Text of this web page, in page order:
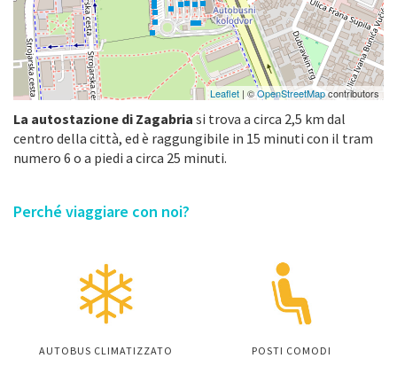
Leaflet | ©OpenStreetMapcontributors
La autostazione di Zagabria si trova a circa 2,5 km dal
centro della città, ed è raggungibile in 15 minuti con il tram
numero 6 o a piedi a circa 25 minuti.
Perché viaggiare con noi?
AUTOBUS CLIMATIZZATO POSTI COMODI